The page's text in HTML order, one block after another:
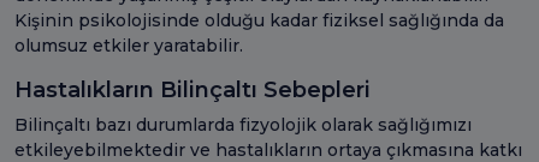
Kişinin psikolojisinde olduğu kadar fiziksel sağlığında da
olumsuz etkiler yaratabilir.
Hastalıkların Bilinçaltı Sebepleri
Bilinçaltı bazı durumlarda fizyolojik olarak sağlığımızı
etkileyebilmektedir ve hastalıkların ortaya çıkmasına katkı